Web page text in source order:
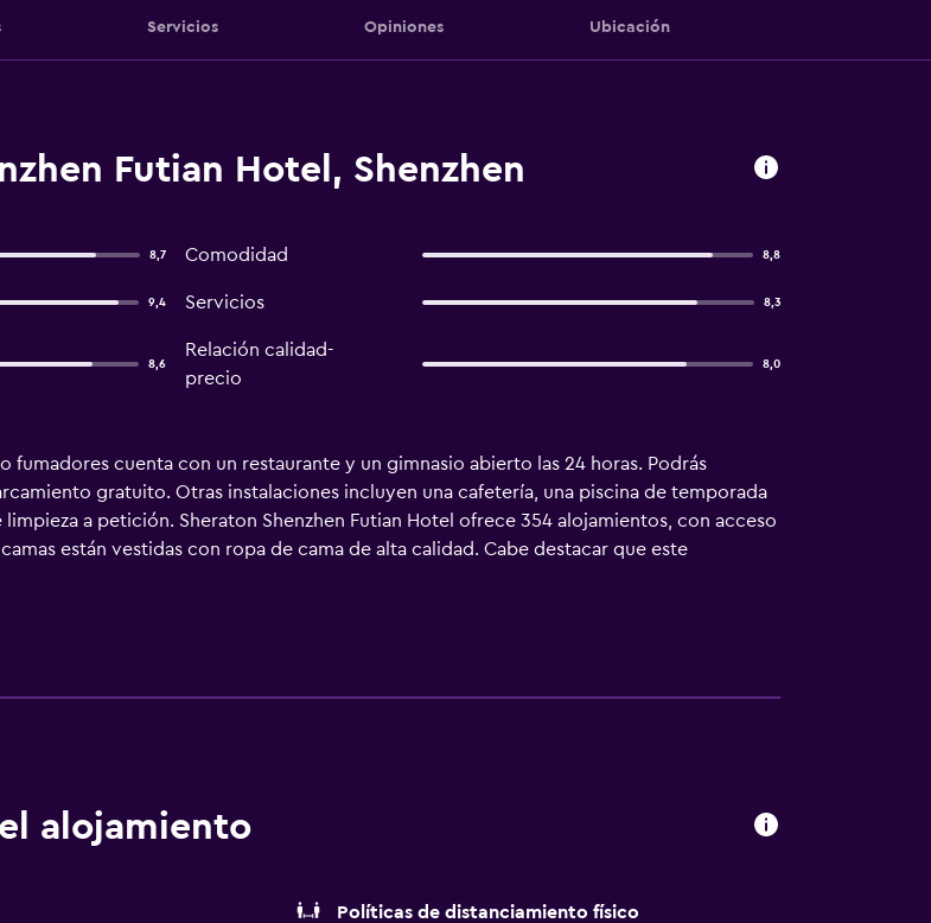
Servicios Opiniones Ubicación
Futian Hotel, Shenzhen
8,7 Comodidad 8,8
9,4 Servicios 8,3
8,6
Relación calidad-
precio
8,0
fumadores cuenta con un restaurante y un gimnasio abierto las 24 horas. Podrás
gratuito. Otras instalaciones incluyen una cafetería, una piscina de temporada
a petición. Sheraton Shenzhen Futian Hotel ofrece 354 alojamientos, con acceso
están vestidas con ropa de cama de alta calidad. Cabe destacar que este
Se ofrece una televisión LCD de 32 pulgadas con canales por satélite de
y ducha independientes con bañera profunda y cabezal de ducha tipo lluvia. También
alojamiento
Políticas de distanciamiento físico